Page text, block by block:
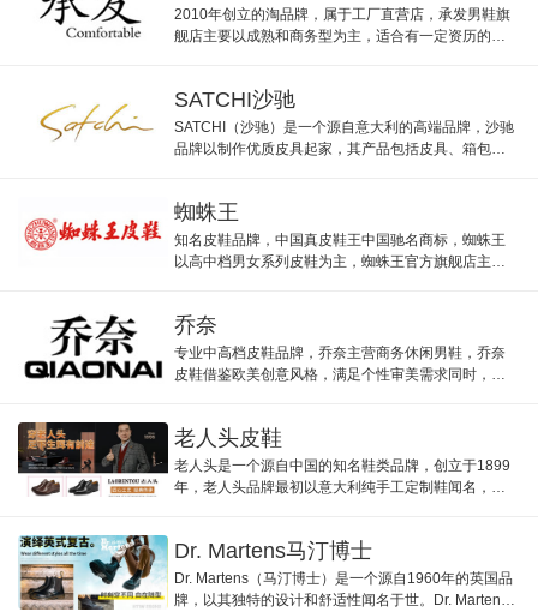
2010年创立的淘品牌，属于工厂直营店，承发男鞋旗
舰店主要以成熟和商务型为主，适合有一定资历的成
SATCHI沙驰
SATCHI（沙驰）是一个源自意大利的高端品牌，沙驰
品牌以制作优质皮具起家，其产品包括皮具、箱包、
强的可配套性和时尚感。 ...
蜘蛛王
知名皮鞋品牌，中国真皮鞋王中国驰名商标，蜘蛛王
以高中档男女系列皮鞋为主，蜘蛛王官方旗舰店主营
乔奈
专业中高档皮鞋品牌，乔奈主营商务休闲男鞋，乔奈
皮鞋借鉴欧美创意风格，满足个性审美需求同时，从
老人头皮鞋
老人头是一个源自中国的知名鞋类品牌，创立于1899
年，老人头品牌最初以意大利纯手工定制鞋闻名，凭
Dr. Martens马汀博士
Dr. Martens（马汀博士）是一个源自1960年的英国品
牌，以其独特的设计和舒适性闻名于世。Dr. Martens